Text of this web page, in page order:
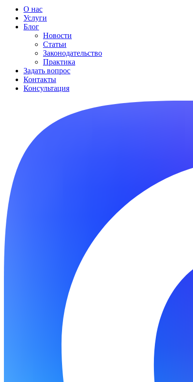
О нас
Услуги
Блог
Новости
Статьи
Законодательство
Практика
Задать вопрос
Контакты
Консультация